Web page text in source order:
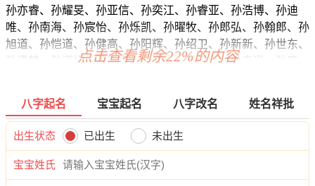
孙亦睿、孙耀旻、孙亚信、孙奕江、孙睿亚、孙浩博、孙迪
唯、孙南海、孙宸怡、孙烁凯、孙曜牧、孙郎弘、孙翰郎、孙
旭道、孙恺道、孙健高、孙阳辉、孙绍卫、孙新新、孙世东、
孙译楚、孙道悟、孙宥奕、孙瑾姗、孙帆弘、孙宥迅、孙彦
宇元、孙旻弘、孙海宽、孙颜啸、孙颜启、孙博曜、孙裳麒、
孙鸣灏、孙郎俊、孙源拓、孙海絮、孙俊绍、孙凯博、孙迪
涵、孙凯旻、孙翰新、孙颜奕、孙瀚震、孙东弘、孙立俊、孙
志斌、孙艺博、孙瀚译、孙宸渝、孙瀚俊、孙亦伦、孙蕾浩、
孙进辰、孙唯程、孙正冉、孙唯俊、孙寅向、孙洺华、孙译
维、孙毅铭、孙志宥、孙海译、孙郎旻、孙紫译、孙金海、孙
点击查看剩余22%的内容
八字起名 宝宝起名 八字改名 姓名祥批
出生状态 已出生 未出生
宝宝姓氏